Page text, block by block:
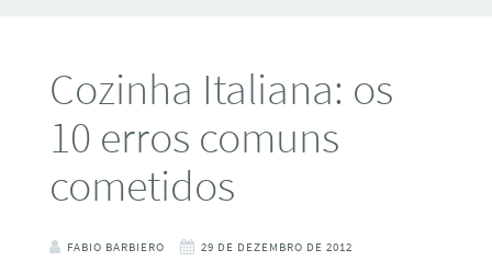
Cozinha Italiana: os
10 erros comuns
cometidos
FABIO BARBIERO
29 DE DEZEMBRO DE 2012